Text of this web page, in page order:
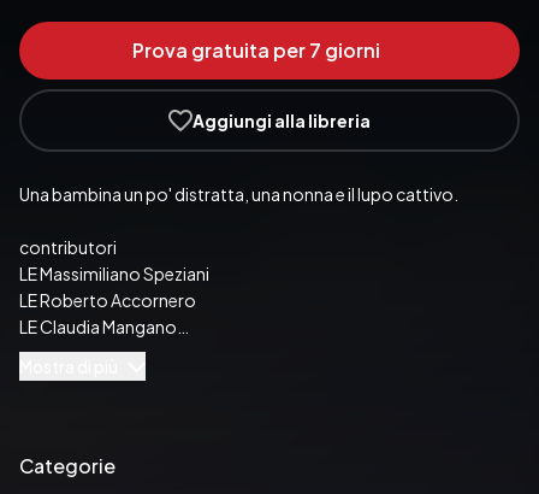
Prova gratuita per 7 giorni
Aggiungi alla libreria
Una bambina un po' distratta, una nonna e il lupo cattivo.
contributori
LE Massimiliano Speziani
LE Roberto Accornero
LE Claudia Mangano
LE Alberto Onofrietti
Categorie